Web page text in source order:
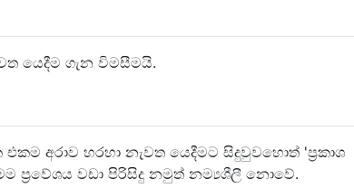
යෙදීම ගැන විමසීමයි.
අරාව හරහා නැවත යෙදීමට සිදුවුවහොත් 'ප්‍රකාශ
ප්‍රවේශය වඩා පිරිසිදු නමුත් නම්‍යශීලී නොවේ.